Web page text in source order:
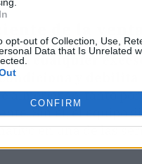
opt-out of Collection, Use,
Data that Is Unrelated
CONFIRM
de la
cualquier
y debilita
almeriense, tanto
Sin él, el equipo
en una de las